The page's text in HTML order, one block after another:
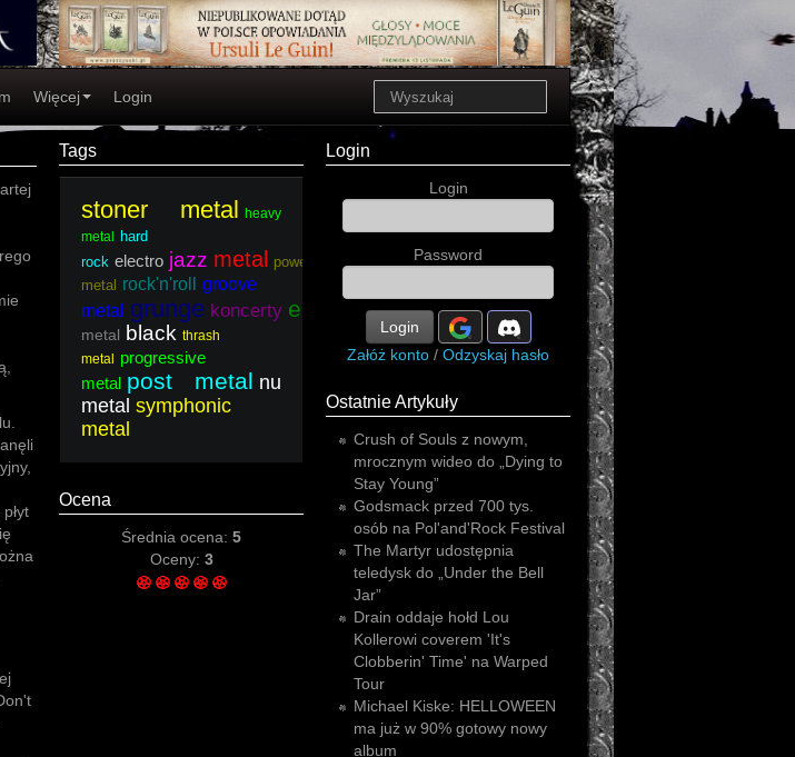
Więcej Login
Tags
stoner metal heavy
metal
hard
rock electro jazz metal
power
metal rock'n'roll
groove
metal
grunge koncerty electronic human industrial
metal black thrash
metal
progressive
metal post metal nu
metal symphonic
metal
Ocena
Średnia ocena: 5
Oceny: 3
Login
Login
Password
Login
Załóż konto / Odzyskaj hasło
Ostatnie Artykuły
Crush of Souls z nowym,
mrocznym wideo do „Dying to
Stay Young”
Godsmack przed 700 tys.
osób na Pol'and'Rock Festival
The Martyr udostępnia
teledysk do „Under the Bell
Jar”
Drain oddaje hołd Lou
Kollerowi coverem 'It's
Clobberin' Time' na Warped
Tour
Michael Kiske: HELLOWEEN
ma już w 90% gotowy nowy
album